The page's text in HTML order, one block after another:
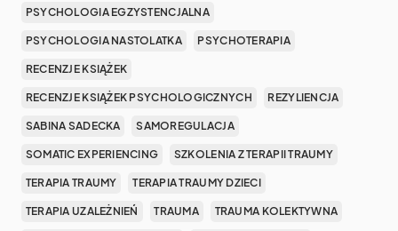
PSYCHOLOGIA EGZYSTENCJALNA
PSYCHOLOGIA NASTOLATKA PSYCHOTERAPIA
RECENZJE KSIĄŻEK
RECENZJE KSIĄŻEK PSYCHOLOGICZNYCH REZYLIENCJA
SABINA SADECKA SAMOREGULACJA
SOMATIC EXPERIENCING SZKOLENIA Z TERAPII TRAUMY
TERAPIA TRAUMY TERAPIA TRAUMY DZIECI
TERAPIA UZALEŻNIEŃ TRAUMA TRAUMA KOLEKTYWNA